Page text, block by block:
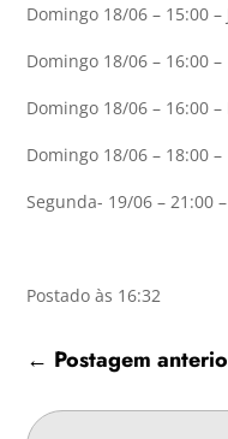
Domingo 18/06 – 15:00 –
Domingo 18/06 – 16:00
Domingo 18/06 – 16:00 –
Domingo 18/06 – 18:00
Segunda- 19/06 – 21:00
Postado às 16:32
← Postagem